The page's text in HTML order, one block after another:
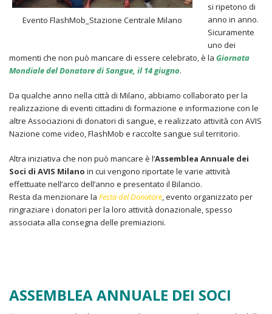
Evento FlashMob_Stazione Centrale Milano
si ripetono di
anno in anno.
Sicuramente
uno dei
momenti che non può mancare di essere celebrato, è la Giornata
Mondiale del Donatore di Sangue, il 14 giugno.
Da qualche anno nella città di Milano, abbiamo collaborato per la
realizzazione di eventi cittadini di formazione e informazione con le
altre Associazioni di donatori di sangue, e realizzato attività con AVIS
Nazione come video, FlashMob e raccolte sangue sul territorio.
Altra iniziativa che non può mancare è l’Assemblea Annuale dei
Soci di AVIS Milano in cui vengono riportate le varie attività
effettuate nell’arco dell’anno e presentato il Bilancio.
Resta da menzionare la Festa del Donatore, evento organizzato per
ringraziare i donatori per la loro attività donazionale, spesso
associata alla consegna delle premiazioni.
ASSEMBLEA ANNUALE DEI SOCI